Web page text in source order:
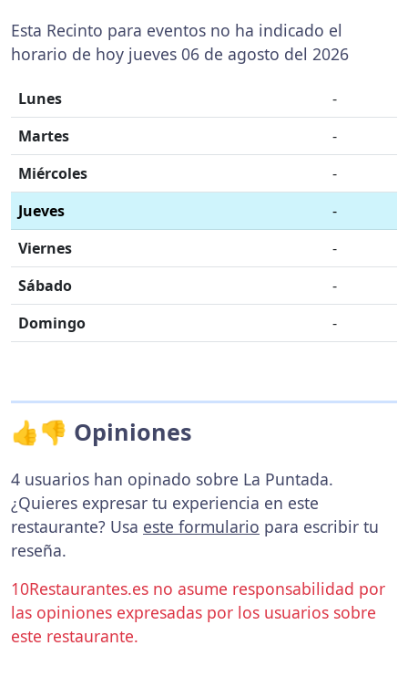
Esta Recinto para eventos no ha indicado el
horario de hoy jueves 06 de agosto del 2026
Lunes
-
Martes
-
Miércoles
-
Jueves
-
Viernes
-
Sábado
-
Domingo
-
👍👎 Opiniones
4 usuarios han opinado sobre La Puntada.
¿Quieres expresar tu experiencia en este
restaurante? Usa este formulario para escribir tu
reseña.
10Restaurantes.es no asume responsabilidad por
las opiniones expresadas por los usuarios sobre
este restaurante.